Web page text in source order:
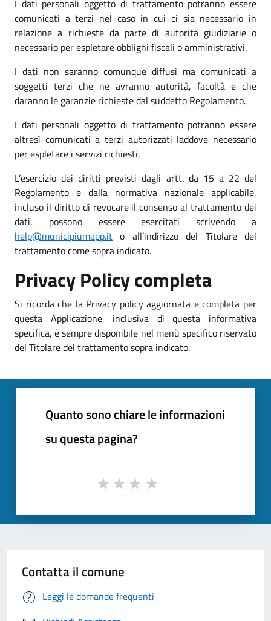
I dati personali oggetto di trattamento potranno essere
comunicati a terzi nel caso in cui ci sia necessario in
relazione a richieste da parte di autorità giudiziarie o
necessario per espletare obblighi fiscali o amministrativi.
I dati non saranno comunque diffusi ma comunicati a
soggetti terzi che ne avranno autorità, facoltà e che
daranno le garanzie richieste dal suddetto Regolamento.
I dati personali oggetto di trattamento potranno essere
altresì comunicati a terzi autorizzati laddove necessario
per espletare i servizi richiesti.
L’esercizio dei diritti previsti dagli artt. da 15 a 22 del
Regolamento e dalla normativa nazionale applicabile,
incluso il diritto di revocare il consenso al trattamento dei
dati, possono essere esercitati scrivendo a
help@municipiumapp.it o all’indirizzo del Titolare del
trattamento come sopra indicato.
Privacy Policy completa
Si ricorda che la Privacy policy aggiornata e completa per
questa Applicazione, inclusiva di questa informativa
specifica, è sempre disponibile nel menù specifico riservato
del Titolare del trattamento sopra indicato.
Quanto sono chiare le informazioni
su questa pagina?
Contatta il comune
Leggi le domande frequenti